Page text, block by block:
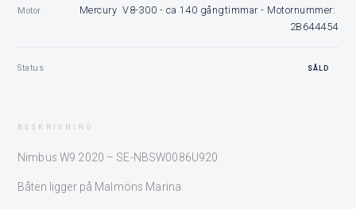
Motor
Mercury V8-300 - ca 140 gångtimmar - Motornummer:
2B644454
Status SÅLD
BESKRIVNING
Nimbus W9 2020 – SE-NBSW0086U920
Båten ligger på Malmöns Marina